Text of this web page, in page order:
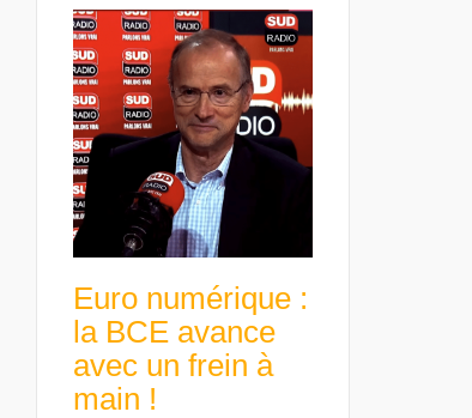
Euro numérique :
la BCE avance
avec un frein à
main !